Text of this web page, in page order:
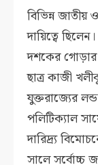
বিভিন্ন জাতীয়
দায়িত্বে
দশকের গোড়ার
ছাত্র কাজী
যুক্তরাজ্যের
পলিটিক্যাল
দারিদ্র্য
সালে সর্বোচ্চ